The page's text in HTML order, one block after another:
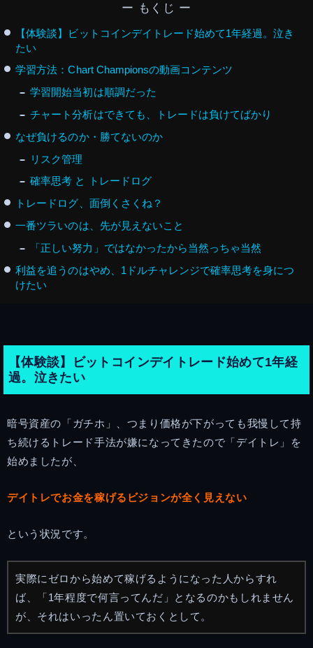
ー もくじ ー
【体験談】ビットコインデイトレード始めて1年経過。泣き
たい
学習方法：Chart Championsの動画コンテンツ
学習開始当初は順調だった
チャート分析はできても、トレードは負けてばかり
なぜ負けるのか・勝てないのか
リスク管理
確率思考 と トレードログ
トレードログ、面倒くさくね？
一番ツラいのは、先が見えないこと
「正しい努力」ではなかったから当然っちゃ当然
利益を追うのはやめ、1ドルチャレンジで確率思考を身につ
けたい
【体験談】ビットコインデイトレード始めて1年経
過。泣きたい
暗号資産の「ガチホ」、つまり価格が下がっても我慢して持
ち続けるトレード手法が嫌になってきたので「デイトレ」を
始めましたが、
デイトレでお金を稼げるビジョンが全く見えない
という状況です。
実際にゼロから始めて稼げるようになった人からすれ
ば、「1年程度で何言ってんだ」となるのかもしれません
が、それはいったん置いておくとして。